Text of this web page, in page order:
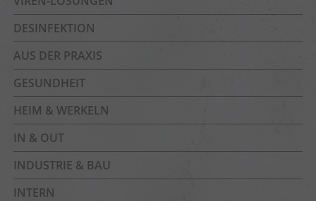
DESINFEKTION
AUS DER PRAXIS
GESUNDHEIT
HEIM & WERKELN
IN & OUT
INDUSTRIE & BAU
INTERN